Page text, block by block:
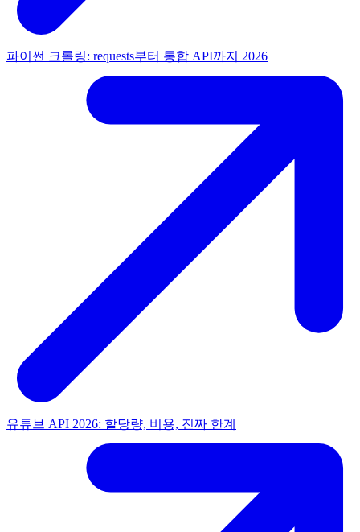
파이썬 크롤링: requests부터 통합 API까지 2026
유튜브 API 2026: 할당량, 비용, 진짜 한계